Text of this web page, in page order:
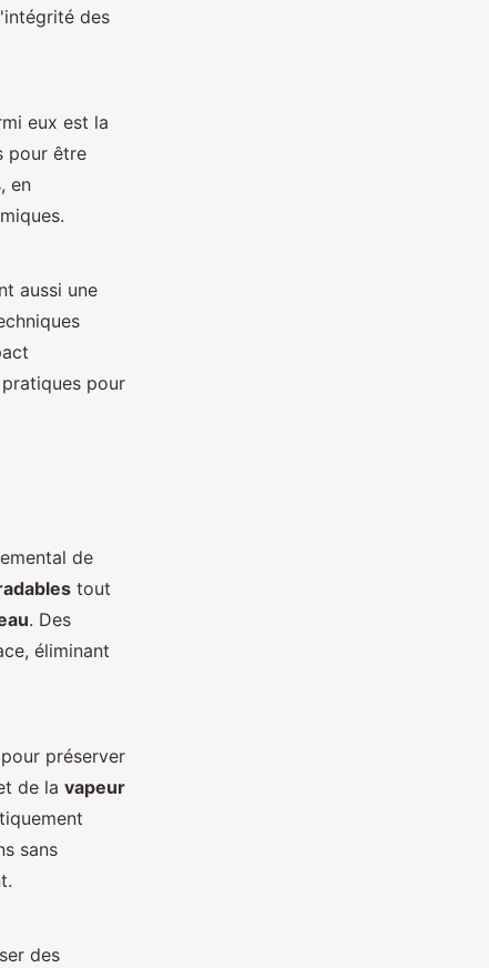
des
eux est la
pour être
en
aussi une
pour
de
tout
. Des
éliminant
préserver
de la vapeur
sans
des